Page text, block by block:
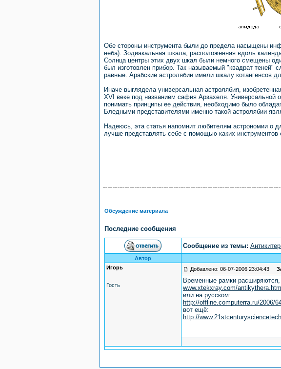
Обе стороны инструмента были до предела насыщены
неба). Зодиакальная шкала, расположенная вдоль
Солнца центры этих двух шкал были немного смещены
был изготовлен прибор. Так называемый "квадрат теней"
равные. Арабские астролябии имели шкалу котангенсов
Иначе выглядела универсальная астролябия,
XVI веке под названием сафия Арзахеля. Универсальной
понимать принципы ее действия, необходимо было
Бледными представителями именно такой астролябии
Надеюсь, эта статья напомнит любителям астрономии о
лучше представлять себе с помощью каких
Обсуждение материала
Последние сообщения
Сообщение из темы:
Автор
Игорь
Гость
Добавлено: 06-07-2006 23:04:43
Временные рамки
www.xtekxray.com/antikythera.htm
или на русском:
http://offline.computerra.ru/2006/
вот ещё:
http://